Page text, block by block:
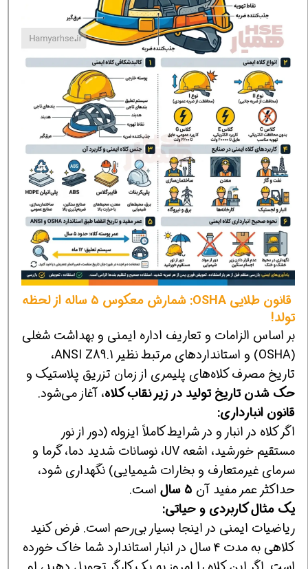
قانون طلایی OSHA: شمارش معکوس ۵ ساله از لحظه
تولد!
بر اساس الزامات و تعاریف اداره ایمنی و بهداشت شغلی
(OSHA) و استانداردهای مرتبط نظیر ANSI Z89.1،
تاریخ مصرف کلاه‌های پلیمری از زمان تزریق پلاستیک و
حک شدن تاریخ تولید در زیر نقاب کلاه، آغاز می‌شود.
قانون انبارداری:
اگر کلاه در انبار و در شرایط کاملاً ایزوله (دور از نور
مستقیم خورشید، اشعه UV، نوسانات شدید دما، گرما و
سرمای غیرمتعارف و بخارات شیمیایی) نگهداری شود،
حداکثر عمر مفید آن ۵ سال
است.
یک مثال کاربردی و حیاتی:
ریاضیات ایمنی در اینجا بسیار بی‌رحم است. فرض کنید
کلاهی به مدت ۴ سال در انبار استاندارد شما خاک خورده